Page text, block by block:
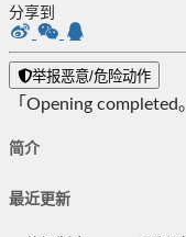
分享到
举报恶意/危险动作
「Opening
简介
最近更新